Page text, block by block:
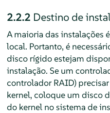
2.2.2 Destino de
A maioria das instalações
local. Portanto, é
disco rígido estejam
instalação. Se um
controlador RAID)
kernel, coloque um disco
do kernel no sistema de